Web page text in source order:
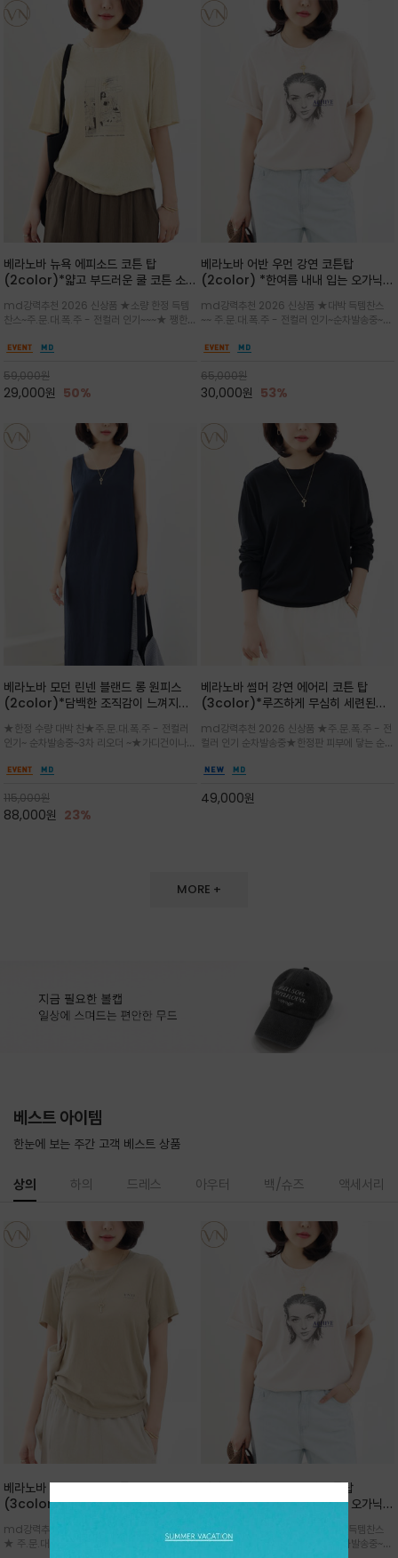
베라노바 뉴욕 에피소드 코튼 탑
(2color)*얇고 부드러운 쿨 코튼 소재
고 자연스러운 멋이 있는 핏으로 여름내
내 편하고 감각적으로 입으세요
md강력추천 2026 신상품 ★소량 한정 득템
찬스~주.문.대.폭.주 - 전컬러 인기~~~★ 쨍한듯
내추럴한 컬러감이 매력적인 티셔츠/여유로운
59,000원
29,000원 50%
베라노바 어반 우먼 강연 코튼탑
(2color) *한여름 내내 입는 오가닉
워크 (Line Work) & 스케치/감각적
인 아트워크 프린트가 시선을 끄는 루즈
핏 강연티셔츠
md강력추천 2026 신상품 ★대박 득템찬스
~~ 주.문.대.폭.주 - 전컬러 인기~순차발송중~★
한 착용감을 선사하며, 자연스럽게 떨어지는 실루
으로도 포인트가 되며, 데일리 활
65,000원
30,000원 53%
베라노바 모던 린넨 블랜드 롱 원피스
(2color)*담백한 조직감이 느껴지는
롱 원피스
★한정 수량 대박 찬★주.문.대.폭.주 - 전컬러
인기~ 순차발송중~3차 리오더 ~★가디건이나
도 손색이 없고,리조트룩까지 만능/답답하지 않
버하면서도 여리여리한 무
115,000원
88,000원 23%
베라노바 썸머 강연 에어리 코튼 탑
(3color)*루즈하게 무심히 세련된핏/
품은 시원함: 우수한 통기성
md강력추천 2026 신상품 ★주.문.폭.주 - 전
컬러 인기 순차발송중★한정판 피부에 닿는 순간
한 터치감~★여름에 오히려 이런티을 입으셔야
을 즐기실수 있습니다^^
49,000원
MORE +
베스트 아이템
한눈에 보는 주간 고객 베스트 상품
베라노바 심플 VN13 코튼탑
(3color)*썸머 바이오 강연/ 스판 너
더더기 없이 깔끔한 무드가 매력적인
VN13 코튼 티셔츠
md강력추천 2026 신상품 ★한정 대박 세일
★ 주.문.대.폭.주 - 전컬러 인기~순차발송중
베라노바 어반 우먼 강연 코튼탑
(2color) *한여름 내내 입는 오가닉
워크 (Line Work) & 스케치/감각적
인 아트워크 프린트가 시선을 끄는 루즈
md강력추천 2026 신상품 ★대박 득템찬스
~~ 주.문.대.폭.주 - 전컬러 인기~순차발송중~★
상의 하의 드레스 아우터 백/슈즈 액세서리